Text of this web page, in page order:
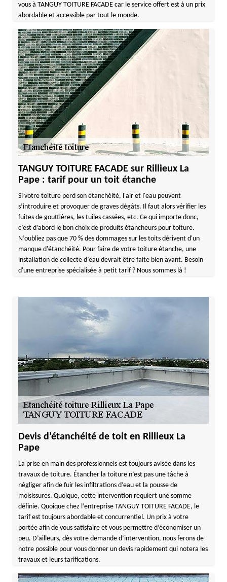
vous à TANGUY TOITURE FACADE car le service offert est à un prix
abordable et accessible par tout le monde.
TANGUY TOITURE FACADE sur Rillieux La
Pape : tarif pour un toit étanche
Si votre toiture perd son étanchéité, l'air et l'eau peuvent
s’introduire et provoquer de graves dégâts. Il faut alors vérifier les
fuites de gouttières, les tuiles cassées, etc. Ce qui importe donc,
c’est d’abord le bon choix de produits étancheurs pour toiture.
N’oubliez pas que 70 % des dommages sur les toits dérivent d'un
manque d'étanchéité. Pour faire de votre toiture étanche, une
installation de collecte d’eau devrait être faite bien avant. Besoin
d'une entreprise spécialisée à petit tarif ? Nous sommes là !
Devis d’étanchéité de toit en Rillieux La
Pape
La prise en main des professionnels est toujours avisée dans les
travaux de toiture. Étancher la toiture n’est pas une tâche à
négliger afin de fuir les infiltrations d’eau et la pousse de
moisissures. Quoique, cette intervention requiert une somme
définie. Quoique chez l’entreprise TANGUY TOITURE FACADE, le
tarif est toujours abordable et concurrentiel. Un prix à votre
portée afin de vous satisfaire et vous permettre d’économiser un
peu. D’ailleurs, dès votre demande d’intervention, nous ferons de
notre possible pour vous donner un devis rapidement qui notera les
travaux et leurs tarifications.